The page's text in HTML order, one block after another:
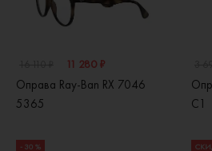
11 280 ₽
Оправа Ray-Ban RX 7046
5365
C1
- 30 %